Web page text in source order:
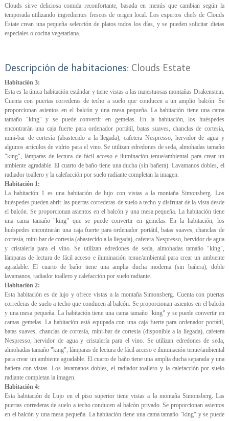
Clouds sirve deliciosa comida reconfortante, basada en menús que cambian según la
temporada utilizando ingredientes frescos de origen local. Los expertos chefs de Clouds
Estate crean una pequeña selección de platos todos los días, y se pueden solicitar dietas
especiales o cocina vegetariana.
Descripción de habitaciones: Clouds Estate
Habitación 3:
Esta es la única habitación estándar y tiene vistas a las majestuosas montañas Drakenstein.
Cuenta con puertas correderas de techo a suelo que conducen a un amplio balcón. Se
proporcionan asientos en el balcón y una mesa pequeña. La habitación tiene una cama
tamaño "king" y se puede convertir en gemelas. En la habitación, los huéspedes
encontrarán una caja fuerte para ordenador portátil, batas suaves, chanclas de cortesía,
mini-bar de cortesía (abastecido a la llegada), cafetera Nespresso, hervidor de agua y
algunos artículos de vidrio para el vino. Se utilizan edredones de seda, almohadas tamaño
"king", lámparas de lectura de fácil acceso e iluminación tenue/ambiental para crear un
ambiente agradable. El cuarto de baño tiene una ducha (sin bañera). Lavamanos dobles, el
radiador toallero y la calefacción por suelo radiante completan la imagen.
Habitación 1:
La habitación 1 es una habitación de lujo con vistas a la montaña Simonsberg. Los
huéspedes pueden abrir las puertas correderas de suelo a techo y disfrutar de la vista desde
el balcón. Se proporcionan asientos en el balcón y una mesa pequeña. La habitación tiene
una cama tamaño "king" que se puede convertir en gemelas. En la habitación, los
huéspedes encontrarán una caja fuerte para ordenador portátil, batas suaves, chanclas de
cortesía, mini-bar de cortesía (abastecido a la llegada), cafetera Nespresso, hervidor de agua
y cristalería para el vino. Se utilizan edredones de seda, almohadas tamaño "king",
lámparas de lectura de fácil acceso e iluminación tenue/ambiental para crear un ambiente
agradable. El cuarto de baño tiene una amplia ducha moderna (sin bañera), doble
lavamanos, radiador toallero y calefacción por suelo radiante.
Habitación 2:
Esta habitación es de lujo y ofrece vistas a la montaña Simonsberg. Cuenta con puertas
correderas de suelo a techo que conducen al balcón. Se proporcionan asientos en el balcón
y una mesa pequeña. La habitación tiene una cama tamaño "king" y se puede convertir en
camas gemelas. La habitación está equipada con una caja fuerte para ordenador portátil,
batas suaves, chanclas de cortesía, mini-bar de cortesía (disponible a la llegada), cafetera
Nespresso, hervidor de agua y cristalería para el vino. Se utilizan edredones de seda,
almohadas tamaño "king", lámparas de lectura de fácil acceso e iluminación tenue/ambiental
para crear un ambiente agradable. El cuarto de baño tiene una amplia ducha separada y una
bañera con vistas. Los lavamanos dobles, el radiador toallero y la calefacción por suelo
radiante completan la imagen.
Habitación 4:
Esta habitación de Lujo en el piso superior tiene vistas a la montaña Simonsberg. Las
puertas correderas de suelo a techo conducen al balcón privado. Se proporcionan asientos
en el balcón y una mesa pequeña. La habitación tiene una cama tamaño "king" y se puede